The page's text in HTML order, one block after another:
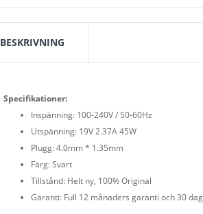
BESKRIVNING
Specifikationer:
Inspänning: 100-240V / 50-60Hz
Utspänning: 19V 2.37A 45W
Plugg: 4.0mm * 1.35mm
Färg: Svart
Tillstånd: Helt ny, 100% Original
Garanti: Full 12 månaders garanti och 30